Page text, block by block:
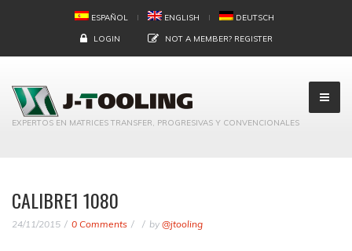
ESPAÑOL ENGLISH DEUTSCH
LOGIN NOT A MEMBER? REGISTER
EXPERTOS EN MATRICES TRANSFER, PROGRESIVAS Y CONVENCIONALES
CALIBRE1 1080
24/11/2015 0 Comments by @jtooling